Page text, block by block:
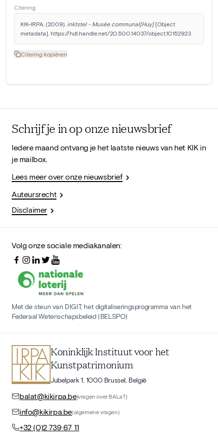
Citering
KIK-IRPA. (2009). inktstel - Musée communal[Huy] [Object
metadata]. https://hdl.handle.net/20.500.14037/object.10152923
Citering kopiëren
Schrijf je in op onze nieuwsbrief
Iedere maand ontvang je het laatste nieuws van het KIK in
je mailbox.
Lees meer over onze nieuwsbrief
Auteursrecht
Disclaimer
Volg onze sociale mediakanalen:
Met de steun van DIGIT, het digitaliseringsprogramma van het
Federaal Wetenschapsbeleid (BELSPO)
Koninklijk Instituut voor het
Kunstpatrimonium
Jubelpark 1, 1000 Brussel, België
balat@kikirpa.be(vragen over BALaT)
info@kikirpa.be(algemene vragen)
+32 (0)2 739 67 11